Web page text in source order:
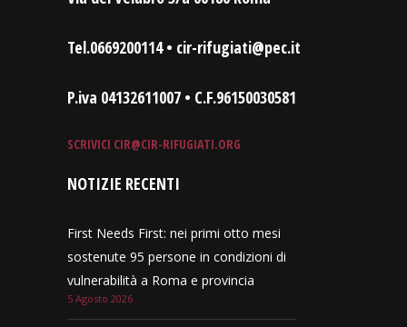
Tel.0669200114 • cir-rifugiati@pec.it
P.iva 04132611007 • C.F.96150030581
SCRIVICI CIR@CIR-RIFUGIATI.ORG
NOTIZIE RECENTI
First Needs First: nei primi otto mesi
sostenute 95 persone in condizioni di
vulnerabilità a Roma e provincia
5 Agosto 2026